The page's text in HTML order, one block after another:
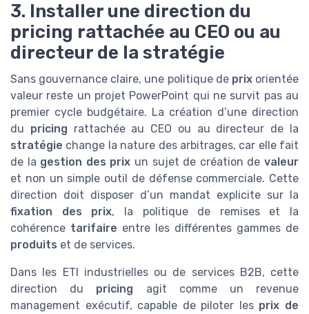
3. Installer une direction du
pricing rattachée au CEO ou au
directeur de la stratégie
Sans gouvernance claire, une politique de prixorientée
valeur reste un projet PowerPoint qui ne survit pas au
premier cycle budgétaire. La création d’une direction
du pricing rattachée au CEO ou au directeur de la
stratégie change la nature des arbitrages, car elle fait
de la gestion des prix un sujet de création devaleur
et non un simple outil de défense commerciale. Cette
direction doit disposer d’un mandat explicite sur la
fixation des prix, la politique de remises et la
cohérence tarifaire entre les différentes gammes de
produits et de services.
Dans les ETI industrielles ou de services B2B, cette
direction du pricing agit comme un revenue
management exécutif, capable de piloter les prix de